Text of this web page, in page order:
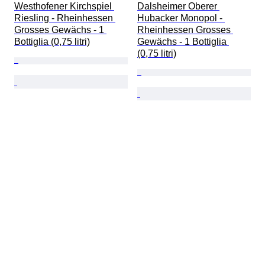
Westhofener Kirchspiel
Riesling - Rheinhessen
Grosses Gewächs - 1
Bottiglia (0,75 litri)
Dalsheimer Oberer
Hubacker Monopol -
Rheinhessen Grosses
Gewächs - 1 Bottiglia
(0,75 litri)